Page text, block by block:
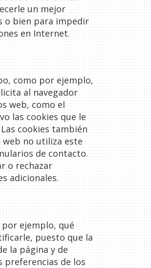
un mejor
o bien para impedir
en Internet.
como por ejemplo,
al navegador
web, como el
las cookies que le
cookies también
no utiliza este
de contacto.
o rechazar
adicionales.
ejemplo, qué
puesto que la
la página y de
preferencias de los